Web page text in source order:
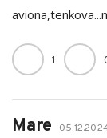
1
Mare